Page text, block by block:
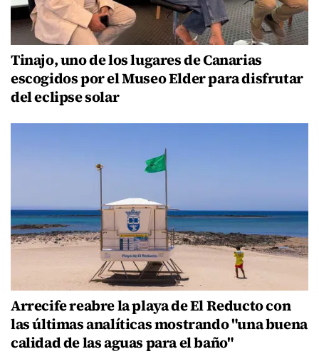
Tinajo, uno de los lugares de Canarias
escogidos por el Museo Elder para disfrutar
del eclipse solar
Arrecife reabre la playa de El Reducto con
las últimas analíticas mostrando "una buena
calidad de las aguas para el baño"